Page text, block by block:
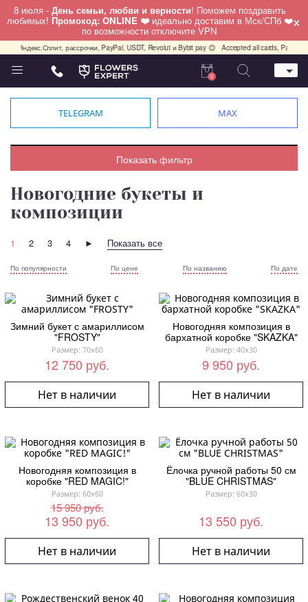
8 июля - День семьи, любви и верности! Поможем поздравить
любимых! Промокод: ONLINE ❤️ идеально доставим в Мск/СПб ❤️
по возможности отключите VPN ×
рассрочки, PayPal, USDT, Revolut и Bybit pay 😊 Accepted all cards, PayPal,
Телефон
+7 (495) 982-55-05
Москва, Бауманская 20 стр 7
работаем круглосуточно
0
TELEGRAM MAX
Показать фильтр
Новогодние букеты и
композиции
1 2 3 4 ► Показать все
По популярности По цене По названию По дате
Зимний букет с амариллисом
"FROSTY"
Размер: 70x60
12 750 руб.
Нет в наличии
Новогодняя композиция в
бархатной коробке "SKAZKA"
Размер: 40x30
9 950 руб.
Нет в наличии
Новогодняя композиция в
коробке "RED MAGIC!"
Размер: 60x60
15 950 руб.
13 950 руб.
Нет в наличии
Ёлочка ручной работы 50 см
"BLUE CHRISTMAS"
Размер: 60x30
13 550 руб.
Нет в наличии